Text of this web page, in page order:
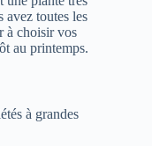
avez toutes les
à choisir vos
au printemps.
à grandes